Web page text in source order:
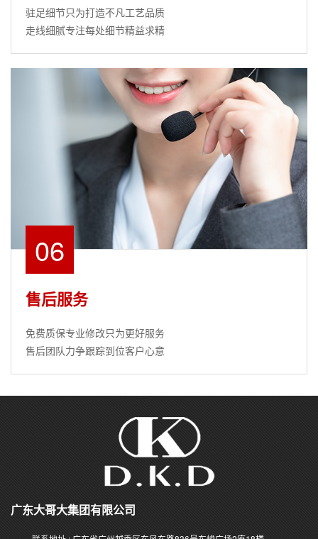
驻足细节只为打造不凡工艺品质
走线细腻专注每处细节精益求精
06
售后服务
免费质保专业修改只为更好服务
售后团队力争跟踪到位客户心意
广东大哥大集团有限公司